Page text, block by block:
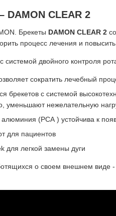
DAMON CLEAR 2
Брекеты DAMON CLEAR 2
процесс лечения и
двойного контроля
сократить лечебный
с системой
уменьшают нежелательную
алюминия (РСА ) устойчива к
для пациентов
для легкой замены дуги
о своем внешнем виде -